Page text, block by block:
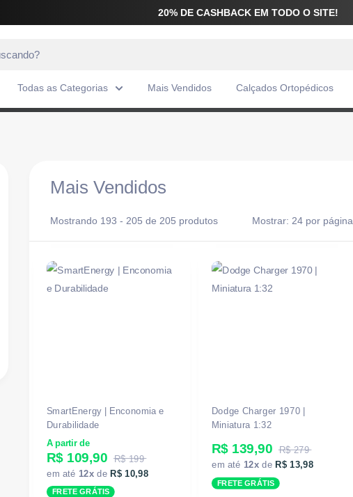
20% DE CASHBACK EM TODO O SITE!
Todas as Categorias Mais Vendidos Calçados Ortopédicos
Mais Vendidos
Mostrando 193 - 205 de 205 produtos Mostrar: 24 por página
SmartEnergy | Enconomia e
Durabilidade
A partir de
R$ 109,90
R$ 199
em até 12x deR$ 10,98
FRETE GRÁTIS
Dodge Charger 1970 |
Miniatura 1:32
R$ 139,90
R$ 279
em até 12xde R$ 13,98
FRETE GRÁTIS